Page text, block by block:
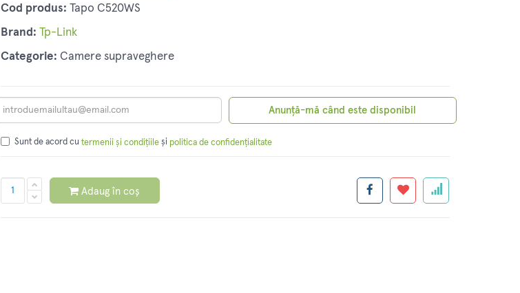
Cod produs: Tapo C520WS
Brand: Tp-Link
Categorie: Camere supraveghere
Anunță-mă când este disponibil
Sunt de acord cu termenii și condițiileși politica de confidențialitate
Adaug în coș